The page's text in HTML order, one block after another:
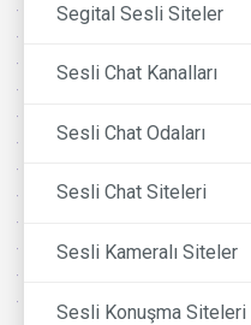
Segital Sesli Siteler
Sesli Chat Kanalları
Sesli Chat Odaları
Sesli Chat Siteleri
Sesli Kameralı Siteler
Sesli Konuşma Siteleri